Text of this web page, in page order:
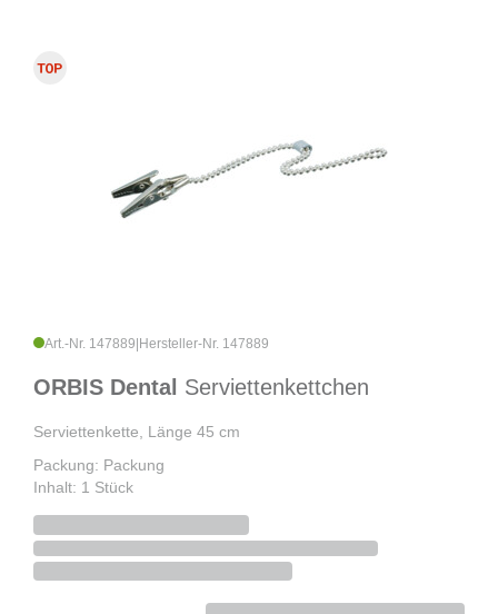
Art.-Nr. 147889 Hersteller-Nr. 147889
ORBIS Dental Serviettenkettchen
Serviettenkette, Länge 45 cm
Packung: Packung
Inhalt: 1 Stück